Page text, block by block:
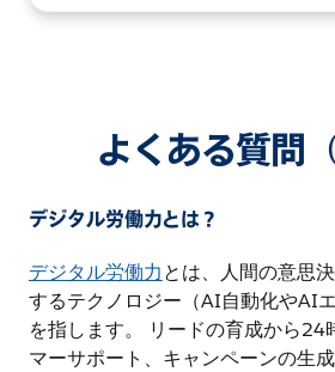
よくある質問（
デジタル労働力とは？
デジタル労働力とは、人間の意思
するテクノロジー（AI自動化やAI
を指します。 リードの育成から24
マーサポート、キャンペーンの生